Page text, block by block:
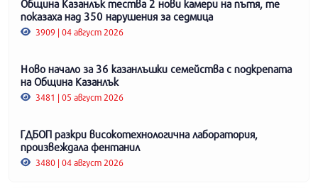
Община Казанлък тества 2 нови камери на пътя, те
показаха над 350 нарушения за седмица
3909 | 04 август 2026
Ново начало за 36 казанлъшки семейства с подкрепата
на Община Казанлък
3481 | 05 август 2026
ГДБОП разкри високотехнологична лаборатория,
произвеждала фентанил
3480 | 04 август 2026